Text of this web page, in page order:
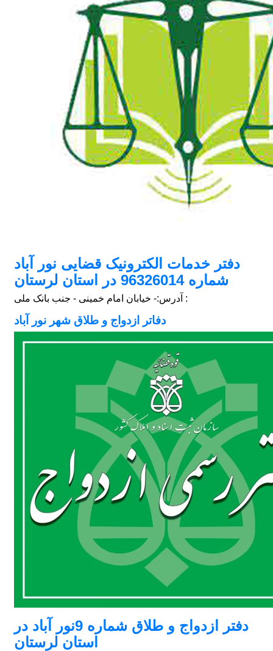
دفتر خدمات الکترونیک قضایی نور آباد
شماره 96326014 در استان لرستان
آدرس: - خیابان امام خمینی - جنب بانک ملی :
دفاتر ازدواج و طلاق شهر نور آباد
دفتر ازدواج و طلاق شماره 9نور آباد در
استان لرستان